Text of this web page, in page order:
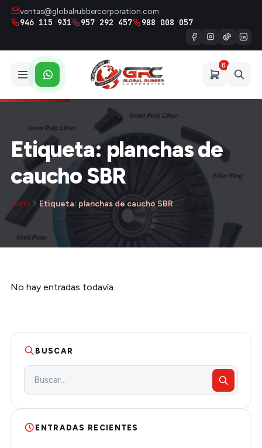
ventas@globalrubbercorporation.com
946 115 931 957 292 457 988 008 057
0
Etiqueta: planchas de
caucho SBR
Inicio Etiqueta: planchas de caucho SBR
No hay entradas todavía.
BUSCAR
ENTRADAS RECIENTES